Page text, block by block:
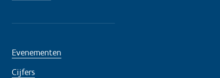
Evenementen
Cijfers